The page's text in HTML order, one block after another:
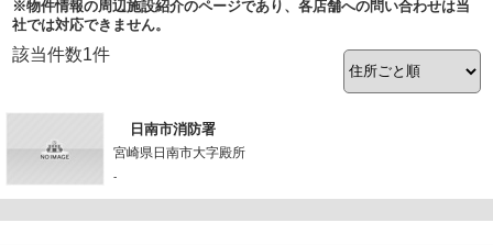
※物件情報の周辺施設紹介のページであり、各店舗への問い合わせは当
社では対応できません。
該当件数1件
日南市消防署
宮崎県日南市大字殿所
-